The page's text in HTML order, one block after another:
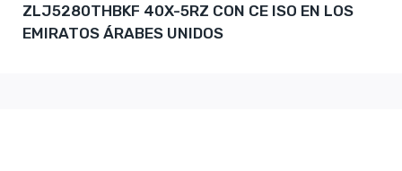
ZLJ5280THBKF 40X-5RZ CON CE ISO EN LOS
EMIRATOS ÁRABES UNIDOS